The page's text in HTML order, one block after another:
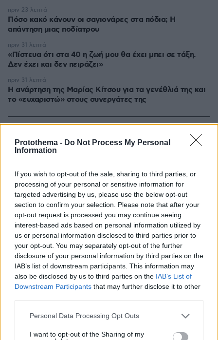
Protothema - Do Not Process My Personal
Information
If you wish to opt-out of the sale, sharing to third parties, or
processing of your personal or sensitive information for
targeted advertising by us, please use the below opt-out
section to confirm your selection. Please note that after your
opt-out request is processed you may continue seeing
interest-based ads based on personal information utilized by
us or personal information disclosed to third parties prior to
your opt-out. You may separately opt-out of the further
disclosure of your personal information by third parties on the
IAB’s list of downstream participants. This information may
also be disclosed by us to third parties on the IAB’s List of
Downstream Participants that may further disclose it to other
Please note that this website/app uses one or more Google
not limited to your visit or usage behaviour. You may click to
Personal Data Processing Opt Outs
I want to opt-out of the Sharing of my
Πόσο κακό κάνουν οι σαγιονάρες στα πόδια; Η
απάντηση μιας ποδίατρου
πριν 23 λεπτά
«Πίστευα ότι στα 40 η ζωή μου θα έχει μπει σε τάξη.
Δεν έχει και δεν πειράζει»
πριν 31 λεπτά
Η ανάρτηση της Μαρίας Κίτσου για τα γενέθλιά της και
το «ευχαριστώ» στους συνεργάτες της
πριν 31 λεπτά
ΤΑ ΠΙΟ ΔΗΜΟΦΙΛΗ